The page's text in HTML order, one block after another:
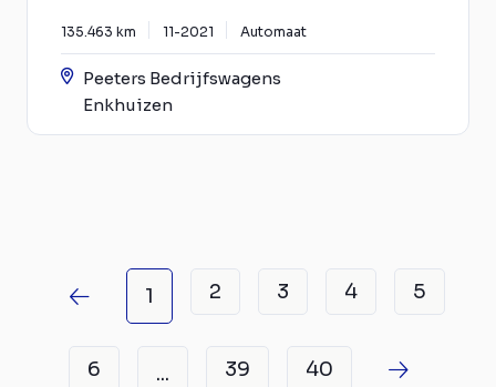
135.463 km 11-2021 Automaat
Peeters Bedrijfswagens
Enkhuizen
1 2 3 4 5
6 ... 39 40